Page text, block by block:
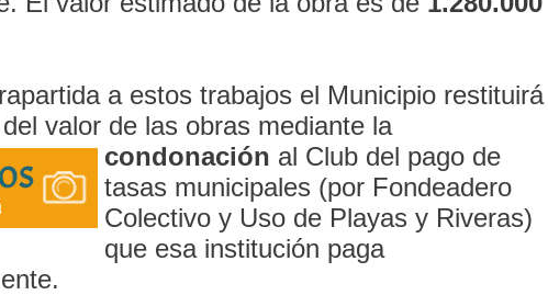
a estos trabajos el Municipio restituirá
valor de las obras mediante la
condonación al Club del pago de
tasas municipales (por Fondeadero
Colectivo y Uso de Playas y Riveras)
que esa institución paga